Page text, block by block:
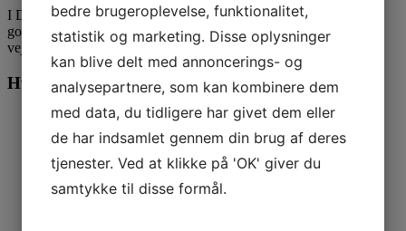
I Danmark skal advarselstavler, der bruges i trafikken, være
godkendt afVejdirektoratet,følge bekendtgørelsen om
vejafmærkning og CE-mærkes.
Hvorfor vælge A39.dk?
Bredt sortiment afgodkendte advarselstavler
Hurtig levering og rådgivning
Alle skilte er CE-mærket
bedre brugeroplevelse, funktionalitet,
statistik og marketing. Disse oplysninger
kan blive delt med annoncerings- og
analysepartnere, som kan kombinere dem
med data, du tidligere har givet dem eller
de har indsamlet gennem din brug af deres
tjenester. Ved at klikke på 'OK' giver du
samtykke til disse formål.